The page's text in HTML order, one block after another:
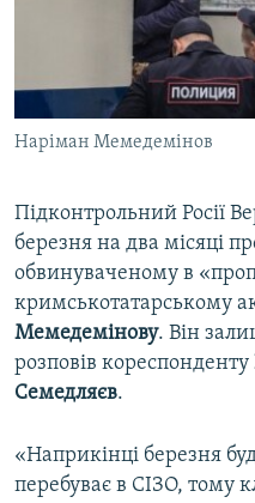
ВІДЕОУРОКИ «ELIFBE»
СВІДЧЕННЯ ОКУПАЦІЇ
УКРАЇНСЬКА ПРОБЛЕМА КРИМУ
ІНФОГРАФІКА
Qırımtatar
ДОЛУЧАЙСЯ!
Усі сайти RFE/RL
Наріман Мемедемінов
Підконтрольний Росії
березня на два місяці
обвинуваченому в
кримськотатарському
Мемедемінову. Він
розповів кореспонденту
Семедляєв.
«Наприкінці березня
перебуває в СІЗО, тому